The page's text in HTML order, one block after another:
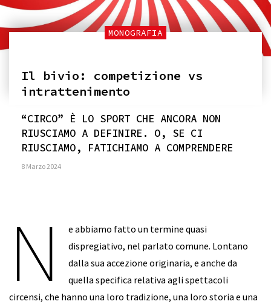
MONOGRAFIA
Il bivio: competizione vs
intrattenimento
“CIRCO” È LO SPORT CHE ANCORA NON
RIUSCIAMO A DEFINIRE. O, SE CI
RIUSCIAMO, FATICHIAMO A COMPRENDERE
8 Marzo 2024
N
e abbiamo fatto un termine quasi
dispregiativo, nel parlato comune. Lontano
dalla sua accezione originaria, e anche da
quella specifica relativa agli spettacoli
circensi, che hanno una loro tradizione, una loro storia e una